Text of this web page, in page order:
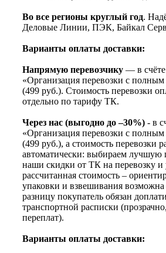
Во все регионы круглый год.
Деловые Линии, ПЭК, Байкал
Варианты оплаты доставки:
Напрямую перевозчику — в счёте
«Организация перевозки с
(499 руб.). Стоимость перевозки
отдельно по тарифу ТК.
Через нас (выгодно до –30%) - в
«Организация перевозки с
(499 руб.), а стоимость перевозки
автоматически: выбираем лучшую
наши скидки от ТК на перевозку и
рассчитанная стоимость –
упаковки и взвешивания возможна
разницу покупатель обязан
транспортной расписки
переплат).
Варианты оплаты доставки: